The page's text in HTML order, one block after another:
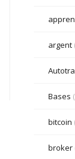
argent
Bases
bitcoin
broker